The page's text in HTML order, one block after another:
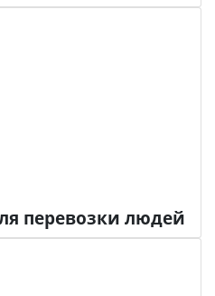
перевозки людей